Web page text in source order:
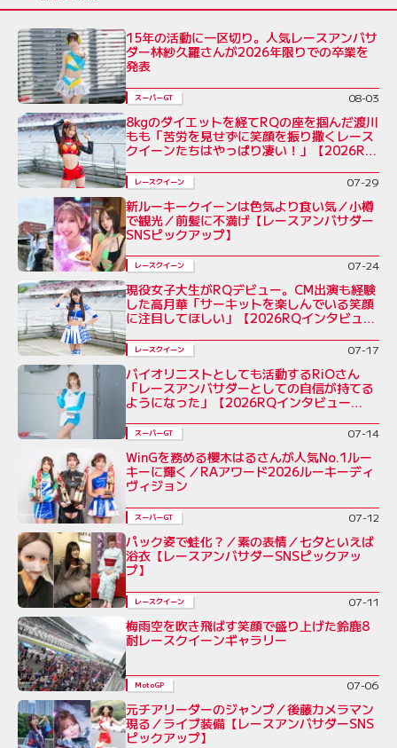
15年の活動に一区切り。人気レースアンバサ
ダー林紗久羅さんが2026年限りでの卒業を
発表
スーパーGT 08-03
8kgのダイエットを経てRQの座を掴んだ渡川
もも「苦労を見せずに笑顔を振り撒くレース
クイーンたちはやっぱり凄い！」【2026RQ
レースクイーン 07-29
新ルーキークイーンは色気より食い気／小樽
で観光／前髪に不満げ【レースアンバサダー
SNSピックアップ】
レースクイーン 07-24
現役女子大生がRQデビュー。CM出演も経験
した高月華「サーキットを楽しんでいる笑顔
に注目してほしい」【2026RQインタビュー
レースクイーン 07-17
バイオリニストとしても活動するRiOさん
「レースアンバサダーとしての自信が持てる
ようになった」【2026RQインタビュー
スーパーGT 07-14
WinGを務める櫻木はるさんが人気No.1ルー
キーに輝く／RAアワード2026ルーキーディ
ヴィジョン
スーパーGT 07-12
パック姿で蛙化？／素の表情／七夕といえば
浴衣【レースアンバサダーSNSピックアッ
プ】
レースクイーン 07-11
梅雨空を吹き飛ばす笑顔で盛り上げた鈴鹿8
耐レースクイーンギャラリー
MotoGP 07-06
元チアリーダーのジャンプ／後藤カメラマン
現る／ライブ装備【レースアンバサダーSNS
ピックアップ】